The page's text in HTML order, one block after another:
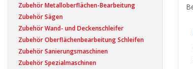
Zubehör Metalloberflächen-Bearbeitung
Zubehör Sägen
Zubehör Wand- und Deckenschleifer
Zubehör Oberflächenbearbeitung Schleifen
Zubehör Sanierungsmaschinen
Zubehör Spezialmaschinen